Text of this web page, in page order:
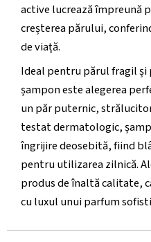
active lucrează împreună
creșterea părului,
de viață.
Ideal pentru părul fragil și
șampon este alegerea
un păr puternic,
testat dermatologic,
îngrijire deosebită, fiind
pentru utilizarea zilnică.
produs de înaltă calitate,
cu luxul unui parfum